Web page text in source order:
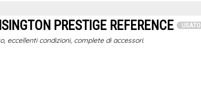
PRESTIGE REFERENCE USATO
eccellenti condizioni, complete di accessori.